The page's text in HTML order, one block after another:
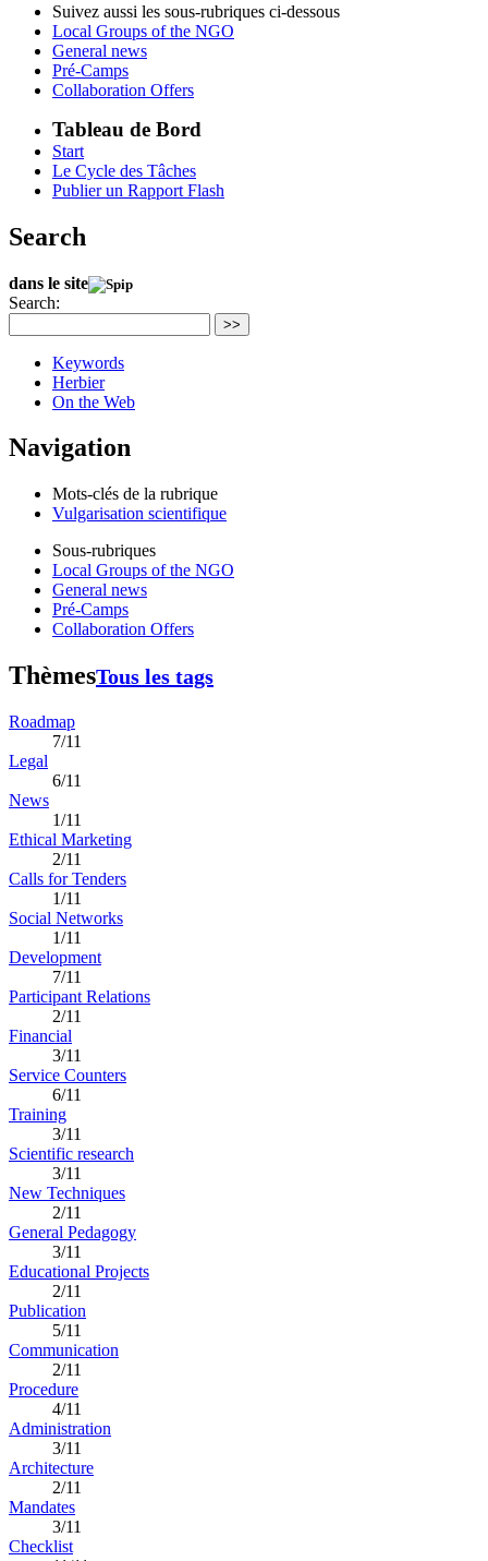
Suivez aussi les sous-rubriques ci-dessous
Local Groups of the NGO
General news
Pré-Camps
Collaboration Offers
Tableau de Bord
Start
Le Cycle des Tâches
Publier un Rapport Flash
Search
dans le site
Search:
>>
Keywords
Herbier
On the Web
Navigation
Mots-clés de la rubrique
Vulgarisation scientifique
Sous-rubriques
Local Groups of the NGO
General news
Pré-Camps
Collaboration Offers
ThèmesTous les tags
Roadmap
7/11
Legal
6/11
News
1/11
Ethical Marketing
2/11
Calls for Tenders
1/11
Social Networks
1/11
Development
7/11
Participant Relations
2/11
Financial
3/11
Service Counters
6/11
Training
3/11
Scientific research
3/11
New Techniques
2/11
General Pedagogy
3/11
Educational Projects
2/11
Publication
5/11
Communication
2/11
Procedure
4/11
Administration
3/11
Architecture
2/11
Mandates
3/11
Checklist